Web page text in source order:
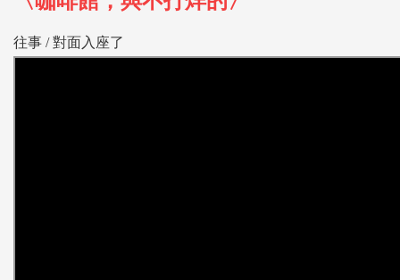
往事 /對面入座了